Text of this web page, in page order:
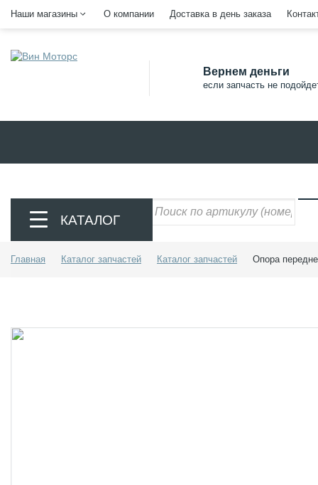
Наши магазины О компании Доставка в день заказа
Вернем деньги
если запчасть не
КАТАЛОГ
Главная Каталог запчастей Каталог запчастей Опора